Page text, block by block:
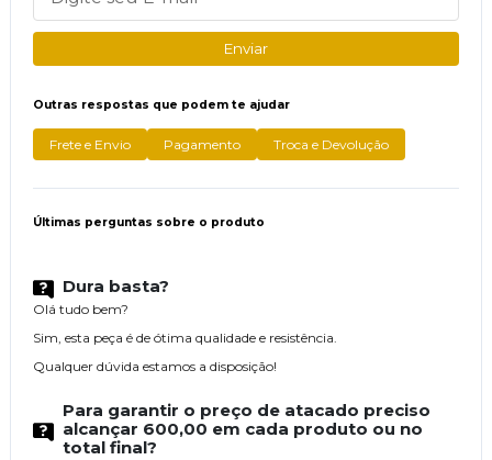
Enviar
Outras respostas que podem te ajudar
Frete e Envio Pagamento Troca e Devolução
Últimas perguntas sobre o produto
Dura basta?
Olá tudo bem?
Sim, esta peça é de ótima qualidade e resistência.
Qualquer dúvida estamos a disposição!
Para garantir o preço de atacado preciso
alcançar 600,00 em cada produto ou no
total final?